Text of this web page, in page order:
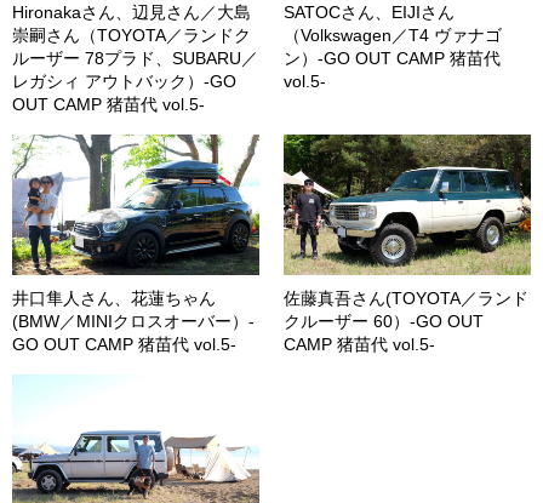
Hironakaさん、辺見さん／大島
崇嗣さん（TOYOTA／ランドク
ルーザー 78プラド、SUBARU／
レガシィ アウトバック）-GO
OUT CAMP 猪苗代 vol.5-
SATOCさん、EIJIさん
（Volkswagen／T4 ヴァナゴ
ン）-GO OUT CAMP 猪苗代
vol.5-
井口隼人さん、花蓮ちゃん
(BMW／MINIクロスオーバー）-
GO OUT CAMP 猪苗代 vol.5-
佐藤真吾さん(TOYOTA／ランド
クルーザー 60）-GO OUT
CAMP 猪苗代 vol.5-